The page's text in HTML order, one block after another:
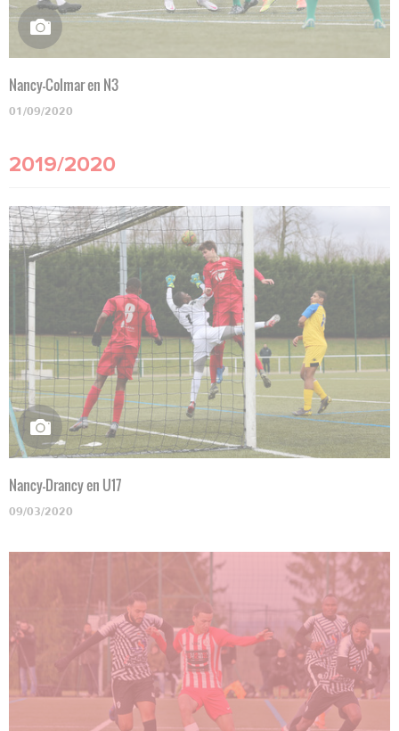
Nancy-Colmar en N3
01/09/2020
2019/2020
Nancy-Drancy en U17
09/03/2020